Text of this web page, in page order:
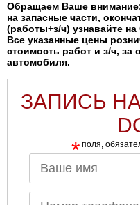
Обращаем Ваше
на запасные части,
(работы+з/ч) узнавайте
Все указанные цены
стоимость работ и з/ч, за
автомобиля.
ЗАПИСЬ
* поля,